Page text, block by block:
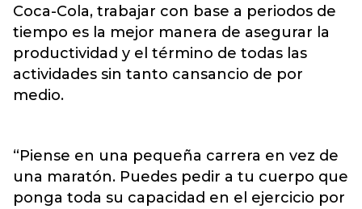
Coca-Cola, trabajar con base a periodos de
tiempo es la mejor manera de asegurar la
productividad y el término de todas las
actividades sin tanto cansancio de por
medio.
“Piense en una pequeña carrera en vez de
una maratón. Puedes pedir a tu cuerpo que
ponga toda su capacidad en el ejercicio por